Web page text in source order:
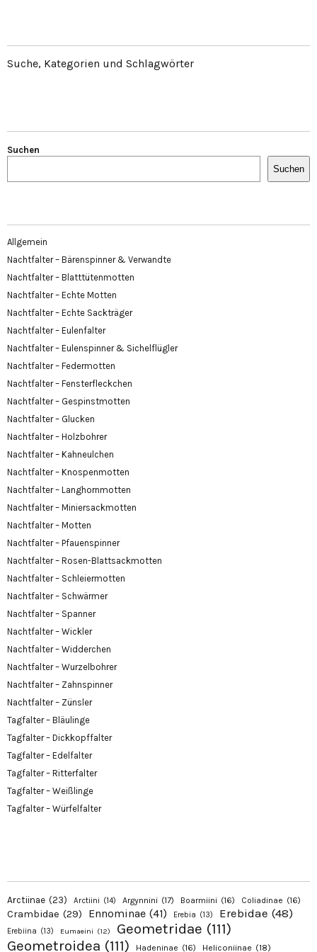
Suche, Kategorien und Schlagwörter
Suchen
Suchen
Allgemein
Nachtfalter – Bärenspinner & Verwandte
Nachtfalter – Blatttütenmotten
Nachtfalter – Echte Motten
Nachtfalter – Echte Sackträger
Nachtfalter – Eulenfalter
Nachtfalter – Eulenspinner & Sichelflügler
Nachtfalter – Federmotten
Nachtfalter – Fensterfleckchen
Nachtfalter – Gespinstmotten
Nachtfalter – Glucken
Nachtfalter – Holzbohrer
Nachtfalter – Kahneulchen
Nachtfalter – Knospenmotten
Nachtfalter – Langhornmotten
Nachtfalter – Miniersackmotten
Nachtfalter – Motten
Nachtfalter – Pfauenspinner
Nachtfalter – Rosen-Blattsackmotten
Nachtfalter – Schleiermotten
Nachtfalter – Schwärmer
Nachtfalter – Spanner
Nachtfalter – Wickler
Nachtfalter – Widderchen
Nachtfalter – Wurzelbohrer
Nachtfalter – Zahnspinner
Nachtfalter – Zünsler
Tagfalter – Bläulinge
Tagfalter – Dickkopffalter
Tagfalter – Edelfalter
Tagfalter – Ritterfalter
Tagfalter – Weißlinge
Tagfalter – Würfelfalter
Arctiinae (23) Arctiini (14) Argynnini (17) Boarmiini (16) Coliadinae (16)
Crambidae (29) Ennominae (41) Erebia (13) Erebidae (48)
Erebiina (13) Eumaeini (12) Geometridae (111)
Geometroidea (111) Hadeninae (16) Heliconiinae (18)